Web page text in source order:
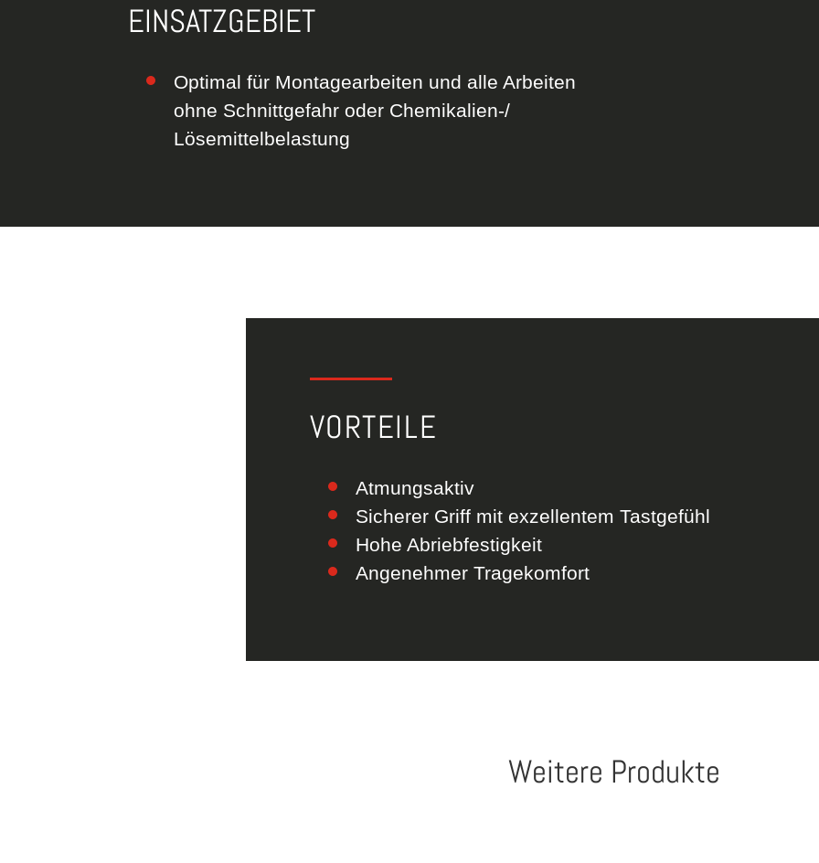
EINSATZGEBIET
Optimal für Montagearbeiten und alle Arbeiten
ohne Schnittgefahr oder Chemikalien-/
Lösemittelbelastung
VORTEILE
Atmungsaktiv
Sicherer Griff mit exzellentem Tastgefühl
Hohe Abriebfestigkeit
Angenehmer Tragekomfort
Weitere Produkte